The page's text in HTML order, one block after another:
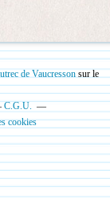
de Vaucressonsur le
C.G.U.
cookies